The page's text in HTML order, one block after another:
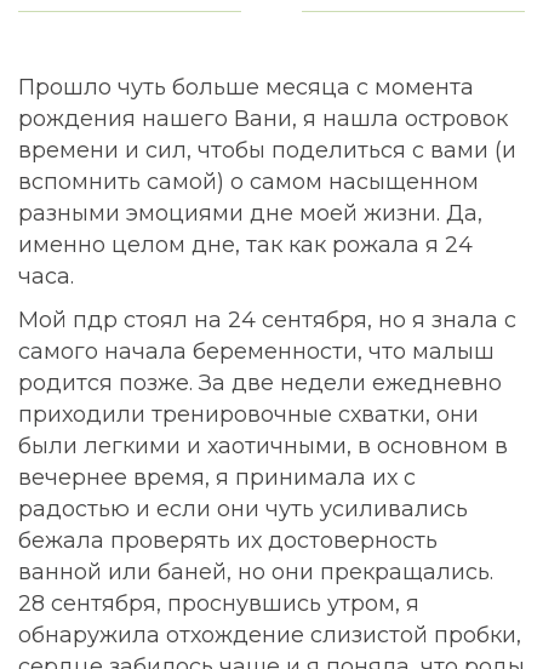
Прошло чуть больше месяца с момента
рождения нашего Вани, я нашла островок
времени и сил, чтобы поделиться с вами (и
вспомнить самой) о самом насыщенном
разными эмоциями дне моей жизни. Да,
именно целом дне, так как рожала я 24
часа.
Мой пдр стоял на 24 сентября, но я знала с
самого начала беременности, что малыш
родится позже. За две недели ежедневно
приходили тренировочные схватки, они
были легкими и хаотичными, в основном в
вечернее время, я принимала их с
радостью и если они чуть усиливались
бежала проверять их достоверность
ванной или баней, но они прекращались.
28 сентября, проснувшись утром, я
обнаружила отхождение слизистой пробки,